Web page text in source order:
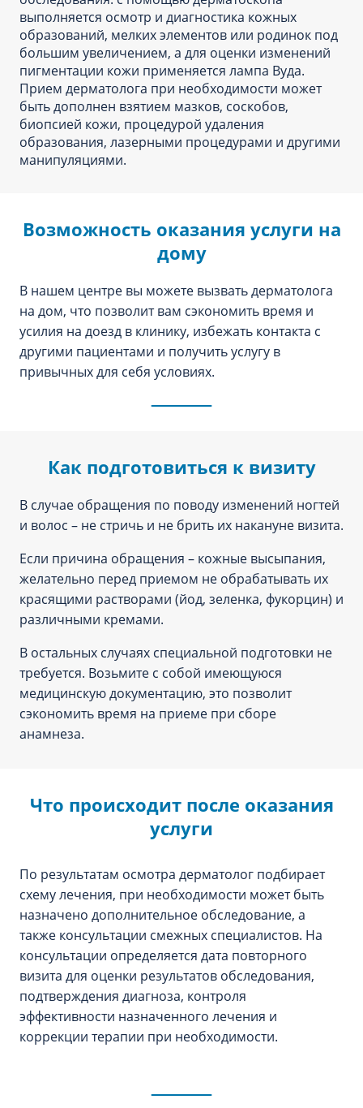
выполняется осмотр и диагностика кожных
образований, мелких элементов или родинок под
большим увеличением, а для оценки изменений
пигментации кожи применяется лампа Вуда.
Прием дерматолога при необходимости может
быть дополнен взятием мазков, соскобов,
биопсией кожи, процедурой удаления
образования, лазерными процедурами и другими
манипуляциями.
Возможность оказания услуги на
дому
В нашем центре вы можете вызвать дерматолога
на дом, что позволит вам сэкономить время и
усилия на доезд в клинику, избежать контакта с
другими пациентами и получить услугу в
привычных для себя условиях.
Как подготовиться к визиту
В случае обращения по поводу изменений ногтей
и волос – не стричь и не брить их накануне визита.
Если причина обращения – кожные высыпания,
желательно перед приемом не обрабатывать их
красящими растворами (йод, зеленка, фукорцин) и
различными кремами.
В остальных случаях специальной подготовки не
требуется. Возьмите с собой имеющуюся
медицинскую документацию, это позволит
сэкономить время на приеме при сборе
анамнеза.
Что происходит после оказания
услуги
По результатам осмотра дерматолог подбирает
схему лечения, при необходимости может быть
назначено дополнительное обследование, а
также консультации смежных специалистов. На
консультации определяется дата повторного
визита для оценки результатов обследования,
подтверждения диагноза, контроля
эффективности назначенного лечения и
коррекции терапии при необходимости.